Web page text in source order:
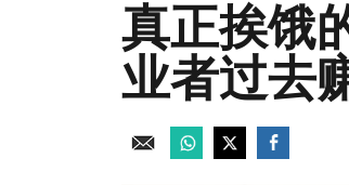
真正挨饿
业者过去